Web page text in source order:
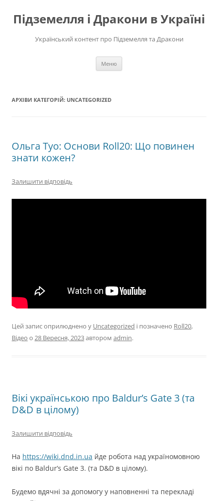
вмісту
Підземелля і Дракони в Україні
Український контент про Підземелля та Дракони
Меню
АРХІВИ КАТЕГОРІЙ: UNCATEGORIZED
Ольга Туо: Основи Roll20: Що повинен
знати кожен?
Залишити відповідь
Цей запис оприлюднено у Uncategorized і позначено Roll20,
Відео о 28 Вересня, 2023автором admin.
Вікі українською про Baldur’s Gate 3 (та
D&D в цілому)
Залишити відповідь
На https://wiki.dnd.in.ua йде робота над україномовною
вікі по Baldur’s Gate 3. (та D&D в цілому).
Будемо вдячні за допомогу у наповненні та перекладі